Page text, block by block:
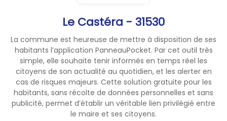
Le Castéra - 31530
La commune est heureuse de mettre à disposition de ses
habitants l’application PanneauPocket. Par cet outil très
simple, elle souhaite tenir informés en temps réel les
citoyens de son actualité au quotidien, et les alerter en
cas de risques majeurs. Cette solution gratuite pour les
habitants, sans récolte de données personnelles et sans
publicité, permet d’établir un véritable lien privilégié entre
le maire et ses citoyens.
* être inscrit sur l'un des rôles
la commune ;
* être familiarisé avec les
circonstances locales, et
posséder des connaissances
suffisantes pour l'exécution
des travaux de la
commission.